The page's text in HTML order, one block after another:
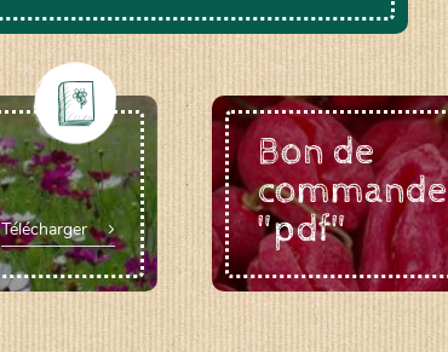
Télécharger
Bon de
commande
"pdf"